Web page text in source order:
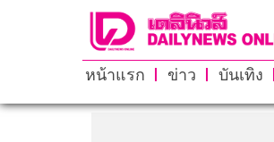
หน้าแรก ข่าว บันเทิง